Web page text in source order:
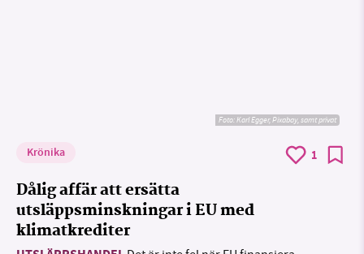
Foto:Karl Egger, Pixabay, samt privat
Krönika 1
Dålig affär att ersätta
utsläppsminskningar i EU med
klimatkrediter